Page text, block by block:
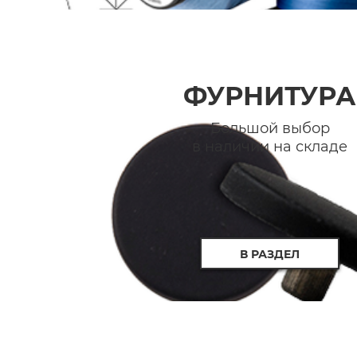
ФУРНИТУРА
Большой выбор
в наличии на складе
В РАЗДЕЛ